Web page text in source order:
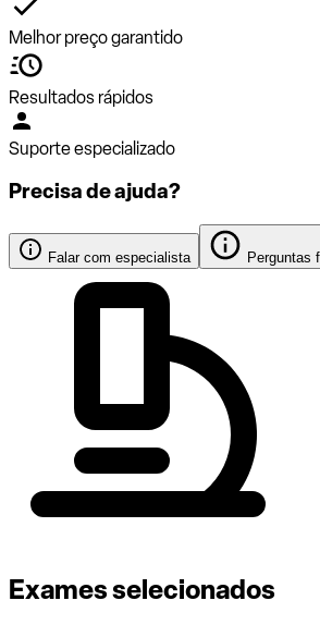
Melhor preço garantido
Resultados rápidos
Suporte especializado
Precisa de ajuda?
Falar com especialista Perguntas
Exames selecionados